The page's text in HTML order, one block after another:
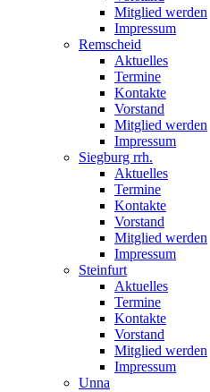
Mitglied werden
Impressum
Remscheid
Aktuelles
Termine
Kontakte
Vorstand
Mitglied werden
Impressum
Siegburg rrh.
Aktuelles
Termine
Kontakte
Vorstand
Mitglied werden
Impressum
Steinfurt
Aktuelles
Termine
Kontakte
Vorstand
Mitglied werden
Impressum
Unna